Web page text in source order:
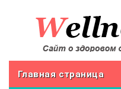
Главная страница